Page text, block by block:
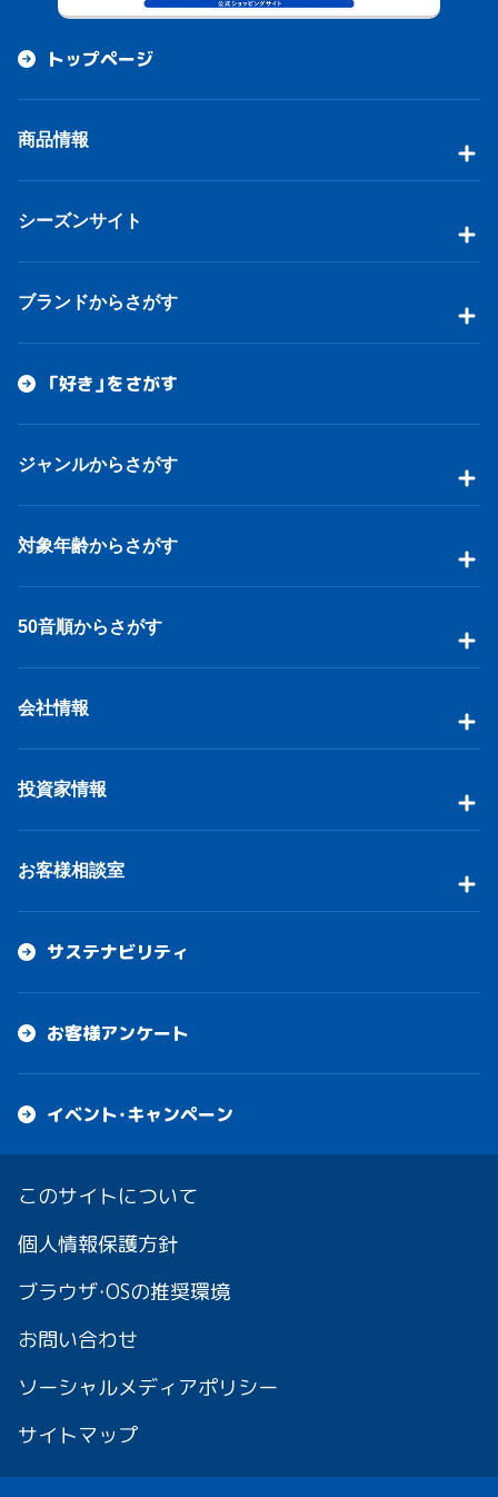
トップページ
商品情報
シーズンサイト
ブランドからさがす
「好き」をさがす
ジャンルからさがす
対象年齢からさがす
50音順からさがす
会社情報
投資家情報
お客様相談室
サステナビリティ
お客様アンケート
イベント・キャンペーン
このサイトについて
個人情報保護方針
ブラウザ・OSの推奨環境
お問い合わせ
ソーシャルメディアポリシー
サイトマップ